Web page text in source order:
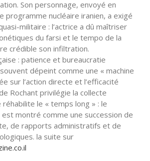
Son personnage, envoyé en
programme nucléaire iranien, a exigé
militaire : l’actrice a dû maîtriser
du farsi et le tempo de la
crédible son infiltration.
: patience et bureaucratie
dépeint comme une « machine
sur l’action directe et l’efficacité
Rochant privilégie la collecte
réhabilite le « temps long » : le
montré comme une succession de
de rapports administratifs et de
la suite sur